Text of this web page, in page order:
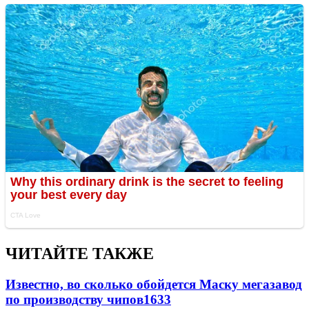
ЧИТАЙТЕ ТАКЖЕ
Известно, во сколько обойдется Маску мегазавод
по производству чипов1633